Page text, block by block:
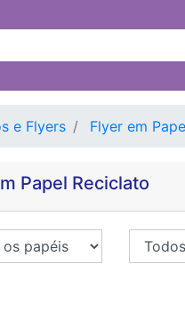
e Flyers Flyer em
Papel Reciclato